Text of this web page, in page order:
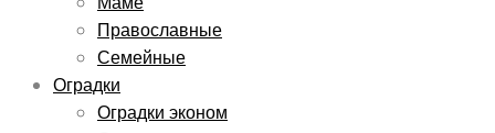
Православные
Семейные
Оградки
Оградки эконом